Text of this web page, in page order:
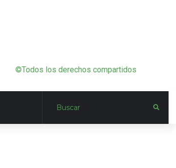
©Todos los derechos compartidos